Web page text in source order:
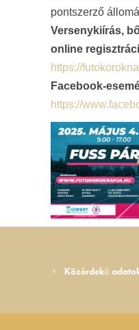
pontszerző
Versenykiírás,
online
https://
Facebook-
https://
Közérdekű